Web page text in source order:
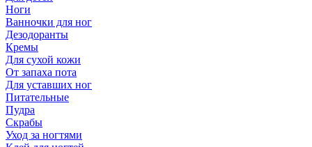
Ноги
Ванночки для ног
Дезодоранты
Кремы
Для сухой кожи
От запаха пота
Для уставших ног
Питательные
Пудра
Скрабы
Уход за ногтями